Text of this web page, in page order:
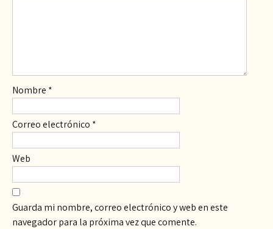
Nombre *
Correo electrónico *
Web
Guarda mi nombre, correo electrónico y web en este
navegador para la próxima vez que comente.